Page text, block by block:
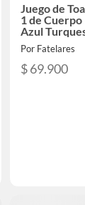
Juego de
1 de Cuerpo
Azul
Por Fatelares
$ 69.900